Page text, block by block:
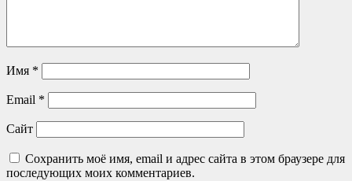
Имя *
Email *
Сайт
Сохранить моё имя, email и адрес сайта в этом браузере для
последующих моих комментариев.